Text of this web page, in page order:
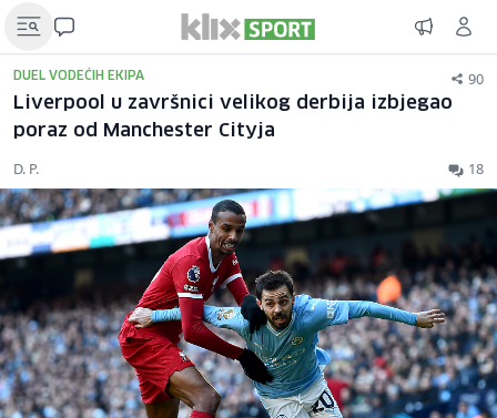
DUEL VODEĆIH EKIPA 90
Liverpool u završnici velikog derbija izbjegao
poraz od Manchester Cityja
D. P. 18